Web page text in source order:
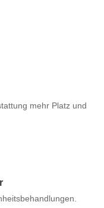
mehr Platz und